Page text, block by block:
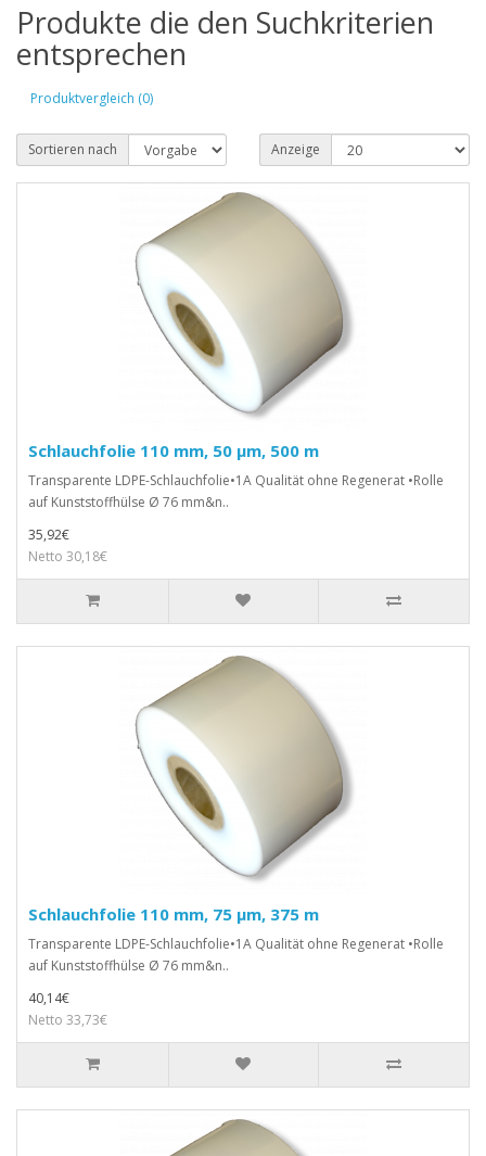
Produkte die den Suchkriterien
entsprechen
Produktvergleich (0)
Sortieren nach Anzeige
Schlauchfolie 110 mm, 50 µm, 500 m
Transparente LDPE-Schlauchfolie•1A Qualität ohne Regenerat •Rolle
auf Kunststoffhülse Ø 76 mm&n..
35,92€
Netto 30,18€
Schlauchfolie 110 mm, 75 µm, 375 m
Transparente LDPE-Schlauchfolie•1A Qualität ohne Regenerat •Rolle
auf Kunststoffhülse Ø 76 mm&n..
40,14€
Netto 33,73€